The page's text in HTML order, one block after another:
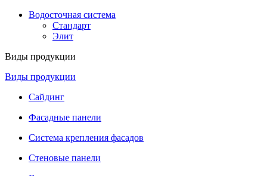
Водосточная система
Стандарт
Элит
Виды продукции
Виды продукции
Сайдинг
Фасадные панели
Система крепления фасадов
Стеновые панели